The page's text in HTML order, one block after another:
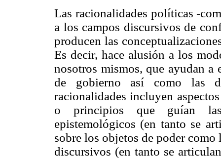
Las racionalidades políticas -
a los campos discursivos de
producen las
Es decir, hace alusión a los
nosotros mismos, que ayudan
de gobierno así como las
racionalidades incluyen
o principios que guían las
epistemológicos (en tanto se
sobre los objetos de poder
discursivos (en tanto se